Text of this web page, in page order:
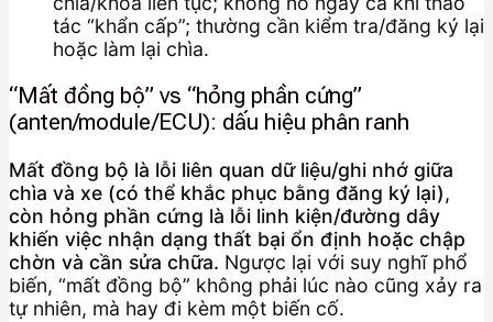
tác “khẩn cấp”; thường cần kiểm tra/đăng ký lại
hoặc làm lại chìa.
“Mất đồng bộ” vs “hỏng phần cứng”
(anten/module/ECU): dấu hiệu phân ranh
Mất đồng bộ là lỗi liên quan dữ liệu/ghi nhớ giữa
chìa và xe (có thể khắc phục bằng đăng ký lại),
còn hỏng phần cứng là lỗi linh kiện/đường dây
khiến việc nhận dạng thất bại ổn định hoặc chập
chờn và cần sửa chữa. Ngược lại với suy nghĩ phổ
biến, “mất đồng bộ” không phải lúc nào cũng xảy ra
tự nhiên, mà hay đi kèm một biến cố.